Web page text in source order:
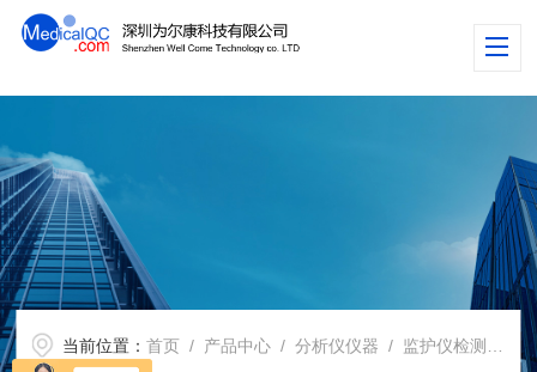
当前位置：首页 / 产品中心 /分析仪仪器 / 监护仪检测仪 /